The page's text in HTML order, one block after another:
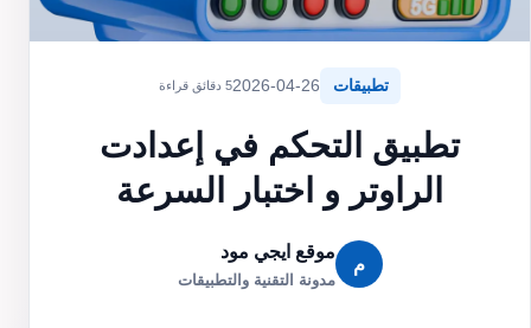
تطبيقات 2026-04-265 دقائق قراءة
تطبيق التحكم في إعدادت
الراوتر و اختبار السرعة
م
موقع ايجي مود
مدونة التقنية والتطبيقات